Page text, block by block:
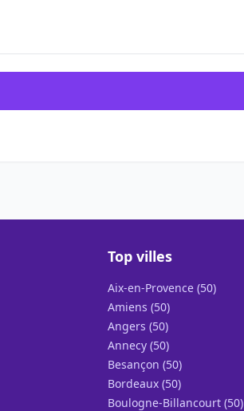
Top villes
Aix-en-Provence (50)
Amiens (50)
Angers (50)
Annecy (50)
Besançon (50)
Bordeaux (50)
Boulogne-Billancourt (50)